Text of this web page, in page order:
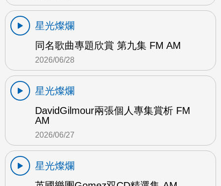
星光燦爛
同名歌曲專題欣賞 第九集 FM AM
2026/06/28
星光燦爛
DavidGilmour兩張個人專集賞析 FM
AM
2026/06/27
星光燦爛